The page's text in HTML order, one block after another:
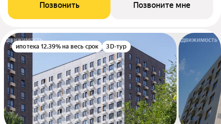
Позвонить Позвоните мне
ипотека 12.39% на весь срок 3D-тур